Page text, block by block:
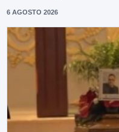
6 AGOSTO 2026